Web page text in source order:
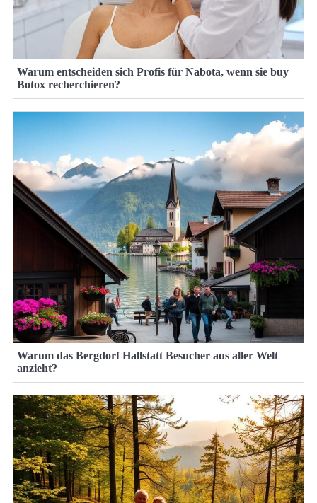
Warum entscheiden sich Profis für Nabota, wenn sie buy
Botox recherchieren?
Warum das Bergdorf Hallstatt Besucher aus aller Welt
anzieht?